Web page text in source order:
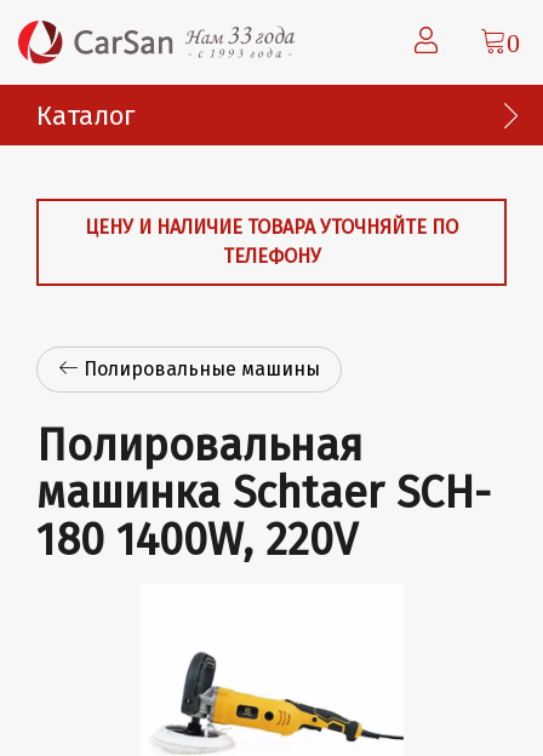
0
Каталог
ЦЕНУ И НАЛИЧИЕ ТОВАРА УТОЧНЯЙТЕ ПО
ТЕЛЕФОНУ
Полировальные машины
Полировальная
машинка Schtaer SCH-
180 1400W, 220V